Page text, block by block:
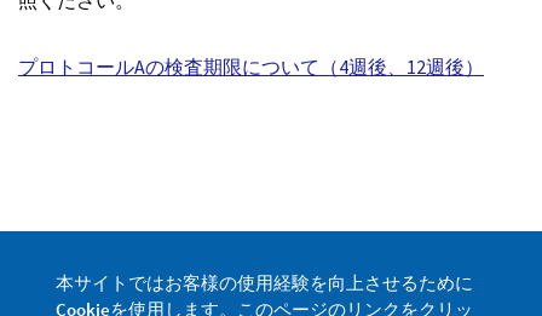
プロトコールAの検査期限について（4週後、12週後）
本サイトではお客様の使用経験を向上させるために
Cookieを使用します。このページのリンクをクリッ